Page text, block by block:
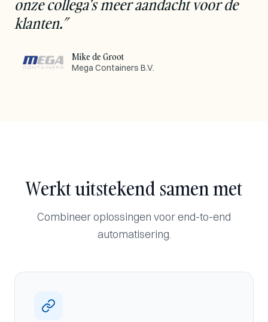
onze collega's meer aandacht voor de
klanten.”
Mike de Groot
Mega Containers B.V.
Werkt uitstekend samen met
Combineer oplossingen voor end-to-end
automatisering.